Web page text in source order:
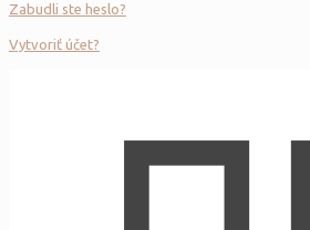
Zabudli ste heslo?
Vytvoriť účet?